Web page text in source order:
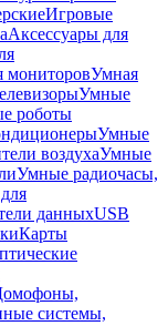
Игровые
Аксессуары для
мониторовУмная
Умные
роботы
Умные
воздухаУмные
Умные радиочасы,
данныхUSB
Карты
системы,